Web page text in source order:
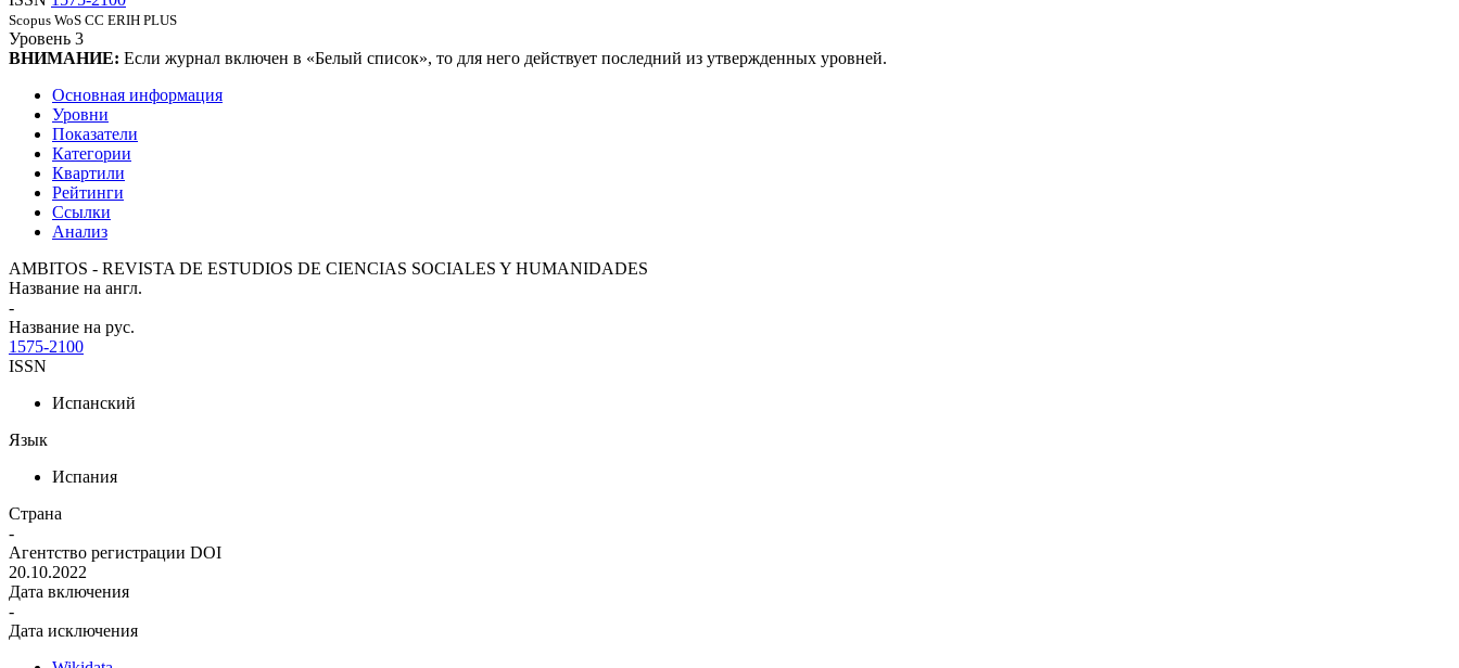
Scopus WoS CC ERIH PLUS
Уровень 3
ВНИМАНИЕ: Если журнал включен в «Белый список», то для него действует последний из утвержденных уровней.
Основная информация
Уровни
Показатели
Категории
Квартили
Рейтинги
Ссылки
Анализ
AMBITOS - REVISTA DE ESTUDIOS DE CIENCIAS SOCIALES Y HUMANIDADES
Название на англ.
-
Название на рус.
1575-2100
ISSN
Испанский
Язык
Испания
Страна
-
Агентство регистрации DOI
20.10.2022
Дата включения
-
Дата исключения